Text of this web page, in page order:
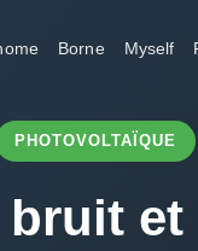
Borne Myself
PHOTOVOLTAÏQUE
bruit